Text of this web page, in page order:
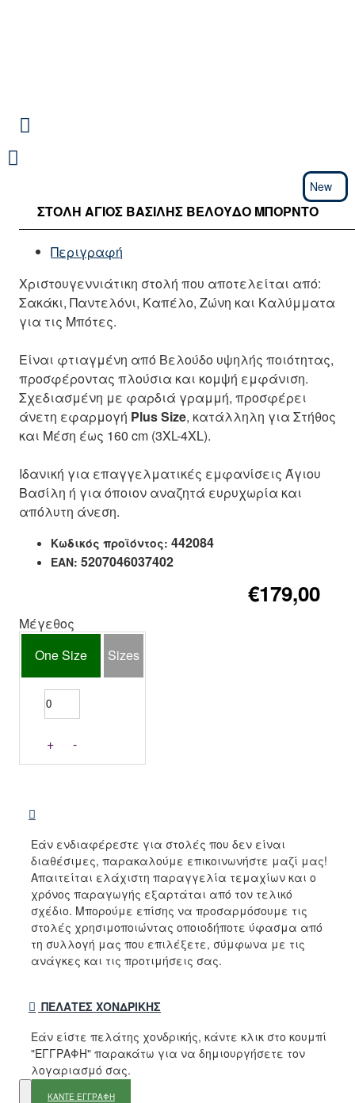
New
ΣΤΟΛΉ ΆΓΙΟΣ ΒΑΣΊΛΗΣ ΒΕΛΟΎΔΟ ΜΠΟΡΝΤΌ
Περιγραφή
Χριστουγεννιάτικη στολή που αποτελείται από:
Σακάκι, Παντελόνι, Καπέλο, Ζώνη και Καλύμματα
για τις Μπότες.
Είναι φτιαγμένη από Βελούδο υψηλής ποιότητας,
προσφέροντας πλούσια και κομψή εμφάνιση.
Σχεδιασμένη με φαρδιά γραμμή, προσφέρει
άνετη εφαρμογή Plus Size, κατάλληλη για Στήθος
και Μέση έως 160 cm (3XL-4XL).
Ιδανική για επαγγελματικές εμφανίσεις Άγιου
Βασίλη ή για όποιον αναζητά ευρυχωρία και
απόλυτη άνεση.
Κωδικός προϊόντος: 442084
EAN: 5207046037402
€179,00
Μέγεθος
One Size
Sizes
+ -
Εάν ενδιαφέρεστε για στολές που δεν είναι
διαθέσιμες, παρακαλούμε επικοινωνήστε μαζί μας!
Απαιτείται ελάχιστη παραγγελία τεμαχίων και ο
χρόνος παραγωγής εξαρτάται από τον τελικό
σχέδιο. Μπορούμε επίσης να προσαρμόσουμε τις
στολές χρησιμοποιώντας οποιοδήποτε ύφασμα από
τη συλλογή μας που επιλέξετε, σύμφωνα με τις
ανάγκες και τις προτιμήσεις σας.
ΠΕΛΆΤΕΣ ΧΟΝΔΡΙΚΉΣ
Εάν είστε πελάτης χονδρικής, κάντε κλικ στο κουμπί
"ΕΓΓΡΑΦΗ" παρακάτω για να δημιουργήσετε τον
λογαριασμό σας.
ΚΑΝΤΕ ΕΓΓΡΑΦΗ